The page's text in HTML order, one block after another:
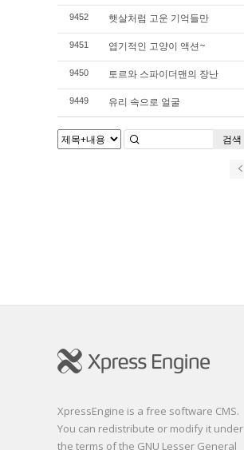
9452 햇살처럼 고운 기억들만
9451 엽기적인 고양이 액션~
9450 토르와 스파이더맨의 장난
9449 유리 속으로 얼굴
검색
XpressEngine is a free software CMS.
You can redistribute or modify it under
the terms of the GNU Lesser General